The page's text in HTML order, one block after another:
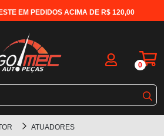
EM PEDIDOS ACIMA DE R$ 120,00
0
ATUADORES